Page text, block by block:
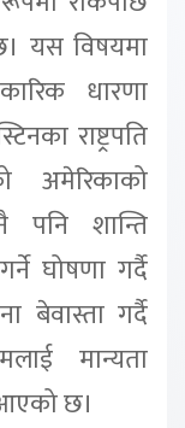
यस विषयमा
धारणा
राष्ट्रपति
अमेरिकाको
पनि शान्ति
घोषणा गर्दै
बेवास्ता गर्दै
मान्यता
छ।